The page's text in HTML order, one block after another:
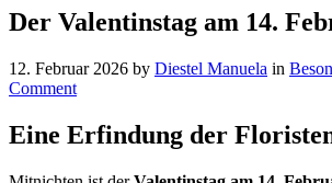
Der Valentinstag am 14.
12. Februar 2026 by Diestel Manuela in
Comment
Eine Erfindung der